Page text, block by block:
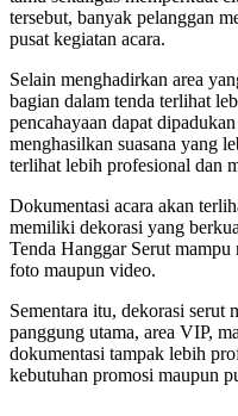
tersebut, banyak pelanggan
pusat kegiatan acara.
Selain menghadirkan area
bagian dalam tenda terlihat
pencahayaan dapat
menghasilkan suasana yang
terlihat lebih profesional dan
Dokumentasi acara akan
memiliki dekorasi yang
Tenda Hanggar Serut
foto maupun video.
Sementara itu, dekorasi serut
panggung utama, area VIP,
dokumentasi tampak lebih
kebutuhan promosi maupun